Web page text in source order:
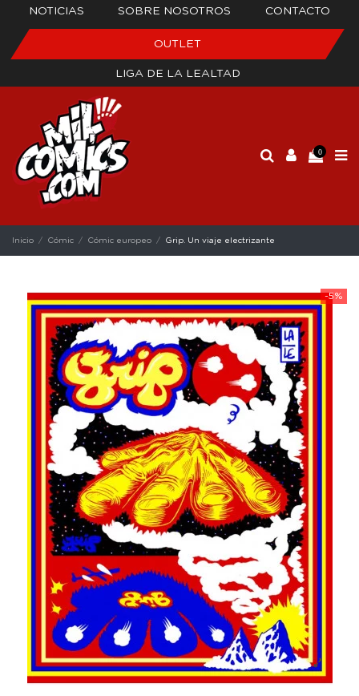
NOTICIAS SOBRE NOSOTROS CONTACTO
OUTLET
LIGA DE LA LEALTAD
0
Inicio Cómic Cómic europeo Grip. Un viaje electrizante
-5%